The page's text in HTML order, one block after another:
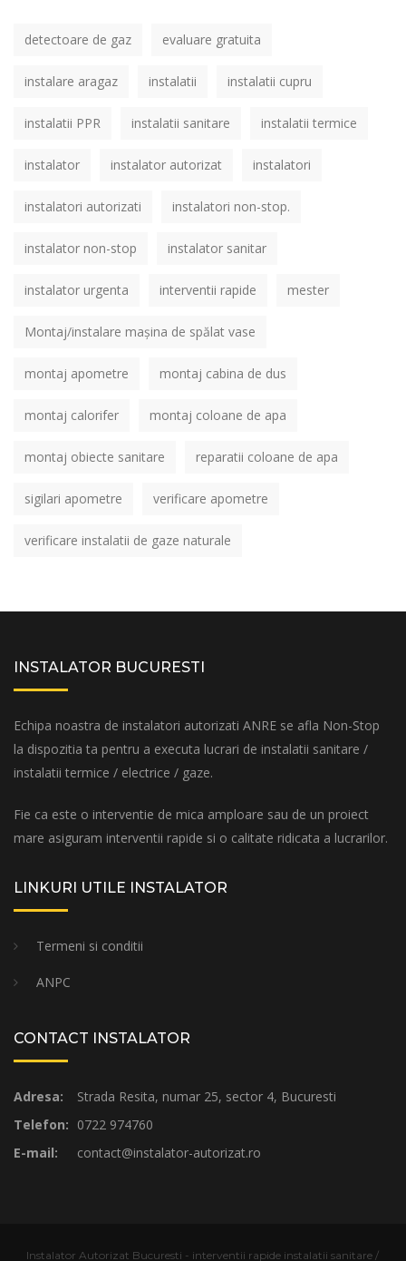
detectoare de gaz evaluare gratuita
instalare aragaz instalatii instalatii cupru
instalatii PPR instalatii sanitare instalatii termice
instalator instalator autorizat instalatori
instalatori autorizati instalatori non-stop.
instalator non-stop instalator sanitar
instalator urgenta interventii rapide mester
Montaj/instalare mașina de spălat vase
montaj apometre montaj cabina de dus
montaj calorifer montaj coloane de apa
montaj obiecte sanitare reparatii coloane de apa
sigilari apometre verificare apometre
verificare instalatii de gaze naturale
INSTALATOR BUCURESTI
Echipa noastra de instalatori autorizati ANRE se afla Non-Stop
la dispozitia ta pentru a executa lucrari de instalatii sanitare /
instalatii termice / electrice / gaze.
Fie ca este o interventie de mica amploare sau de un proiect
mare asiguram interventii rapide si o calitate ridicata a lucrarilor.
LINKURI UTILE INSTALATOR
Termeni si conditii
ANPC
CONTACT INSTALATOR
Adresa:
Strada Resita, numar 25, sector 4, Bucuresti
Telefon: 0722 974760
E-mail:
contact@instalator-autorizat.ro
Instalator Autorizat Bucuresti - interventii rapide instalatii sanitare /